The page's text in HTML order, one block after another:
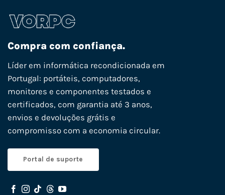
Compra com confiança.
Líder em informática recondicionada em
Portugal: portáteis, computadores,
monitores e componentes testados e
certificados, com garantia até 3 anos,
envios e devoluções grátis e
compromisso com a economia circular.
Portal de suporte